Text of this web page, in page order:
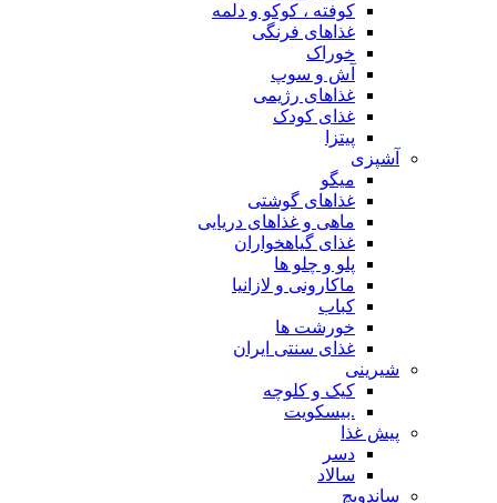
کوفته ، کوکو و دلمه
غذاهای فرنگی
خوراک
آش و سوپ
غذاهای رژیمی
غذای کودک
پیتزا
آشپزی
میگو
غذاهای گوشتی
ماهی و غذاهای دریایی
غذای گیاهخواران
پلو و چلو ها
ماکارونی و لازانیا
کباب
خورشت ها
غذای سنتی ایران
شیرینی
کیک و کلوچه
.بیسکویت
پیش غذا
دسر
سالاد
ساندویچ